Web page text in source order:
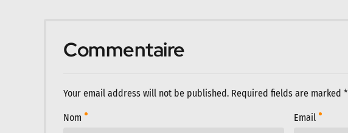
Commentaire
Your email address will not be published. Required fields are marked *
Nom Email